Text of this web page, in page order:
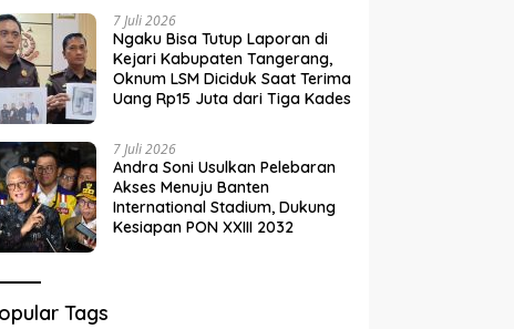
7 Juli 2026
Ngaku Bisa Tutup Laporan di
Kejari Kabupaten Tangerang,
Oknum LSM Diciduk Saat Terima
Uang Rp15 Juta dari Tiga Kades
7 Juli 2026
Andra Soni Usulkan Pelebaran
Akses Menuju Banten
International Stadium, Dukung
Kesiapan PON XXIII 2032
Tags